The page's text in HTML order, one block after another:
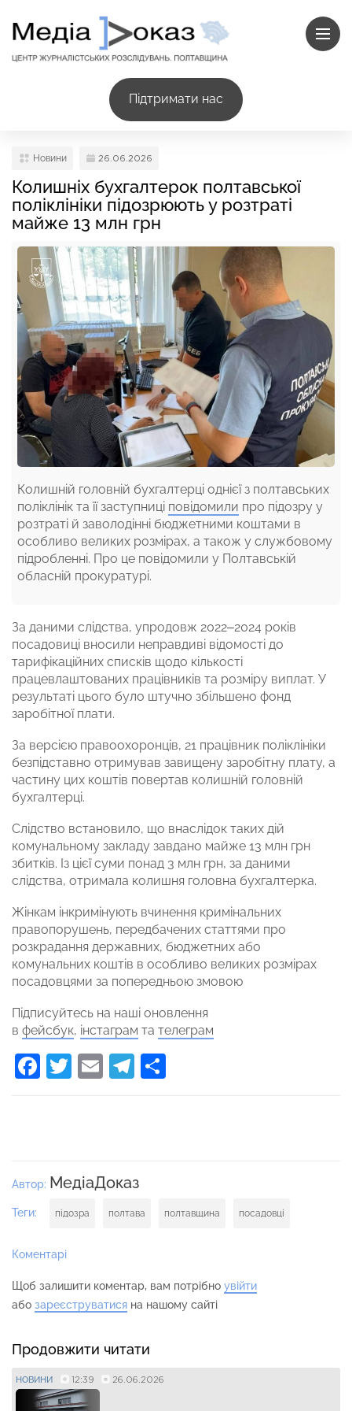
Підтримати нас
Новини 26.06.2026
Колишніх бухгалтерок полтавської
поліклініки підозрюють у розтраті
майже 13 млн грн
Колишній головній бухгалтерці однієї з полтавських
поліклінік та її заступниці повідомили про підозру у
розтраті й заволодінні бюджетними коштами в
особливо великих розмірах, а також у службовому
підробленні. Про це повідомили у Полтавській
обласній прокуратурі.
За даними слідства, упродовж 2022–2024 років
посадовиці вносили неправдиві відомості до
тарифікаційних списків щодо кількості
працевлаштованих працівників та розміру виплат. У
результаті цього було штучно збільшено фонд
заробітної плати.
За версією правоохоронців, 21 працівник поліклініки
безпідставно отримував завищену заробітну плату, а
частину цих коштів повертав колишній головній
бухгалтерці.
Слідство встановило, що внаслідок таких дій
комунальному закладу завдано майже 13 млн грн
збитків. Із цієї суми понад 3 млн грн, за даними
слідства, отримала колишня головна бухгалтерка.
Жінкам інкримінують вчинення кримінальних
правопорушень, передбачених статтями про
розкрадання державних, бюджетних або
комунальних коштів в особливо великих розмірах
посадовцями за попередньою змовою
Підписуйтесь на наші оновлення
в фейсбук, інстаграм та телеграм
Facebook
Twitter
EmailTelegram
Автор: МедіаДоказ
Теги: підозра полтава полтавщина посадовці
Коментарі
Щоб залишити коментар, вам потрібно увійти
або зареєструватися на нашому сайті
Продовжити читати
НОВИНИ 12:39 26.06.2026